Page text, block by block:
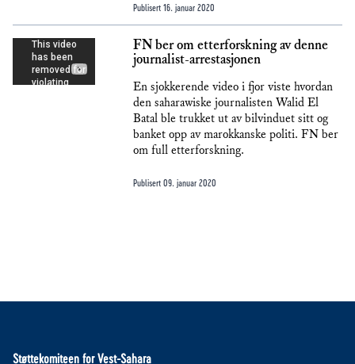
Publisert 16. januar 2020
FN ber om etterforskning av denne
journalist-arrestasjonen
En sjokkerende video i fjor viste hvordan
den saharawiske journalisten Walid El
Batal ble trukket ut av bilvinduet sitt og
banket opp av marokkanske politi. FN ber
om full etterforskning.
Publisert 09. januar 2020
Støttekomiteen for Vest-Sahara